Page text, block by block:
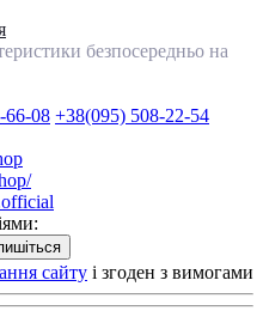
безпосередньо на
66-08 +38(095) 508-22-54
сайту і згоден з вимогами